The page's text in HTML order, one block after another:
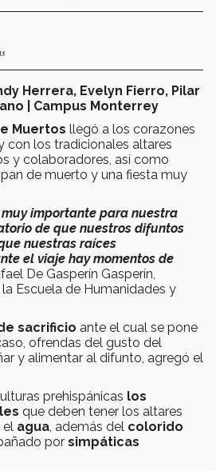
Herrera, Evelyn Fierro, Pilar
| Campus Monterrey
Muertos llegó a los corazones
con los tradicionales altares
y colaboradores, así como
de muerto y una fiesta muy
muy importante para nuestra
de que nuestros difuntos
nuestras raíces
el viaje hay momentos de
De Gasperín Gasperín,
Escuela de Humanidades y
sacrificio ante el cual se pone
ofrendas del gusto del
y alimentar al difunto, agregó el
prehispánicas los
que deben tener los altares
el agua , además del colorido
por simpáticas